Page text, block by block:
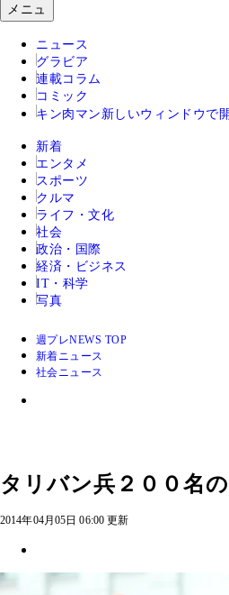
メニュ
ニュース
グラビア
連載コラム
コミック
キン肉マン 新しいウィンドウで
新着
エンタメ
スポーツ
クルマ
ライフ・文化
社会
政治・国際
経済・ビジネス
IT・科学
写真
週プレNEWS TOP
新着ニュース
社会ニュース
タリバン兵２００名
2014年04月05日 06:00 更新